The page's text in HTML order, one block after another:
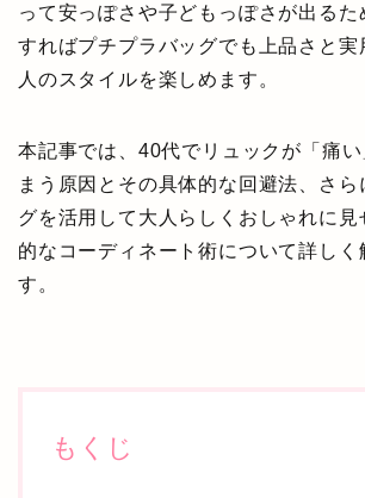
って安っぽさや子どもっぽさが出るた
すればプチプラバッグでも上品さと実
人のスタイルを楽しめます。
本記事では、40代でリュックが「痛
まう原因とその具体的な回避法、さら
グを活用して大人らしくおしゃれに見
的なコーディネート術について詳しく
す。
もくじ